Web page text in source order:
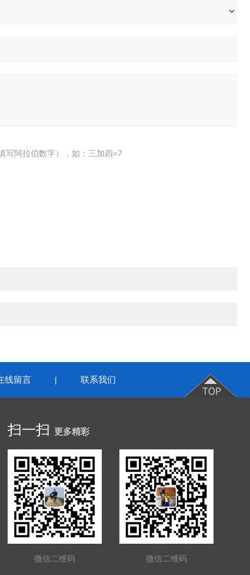
写阿拉伯数字），如：三加四=7
线留言 | 联系我们
扫一扫 更多精彩
微信二维码 微信二维码